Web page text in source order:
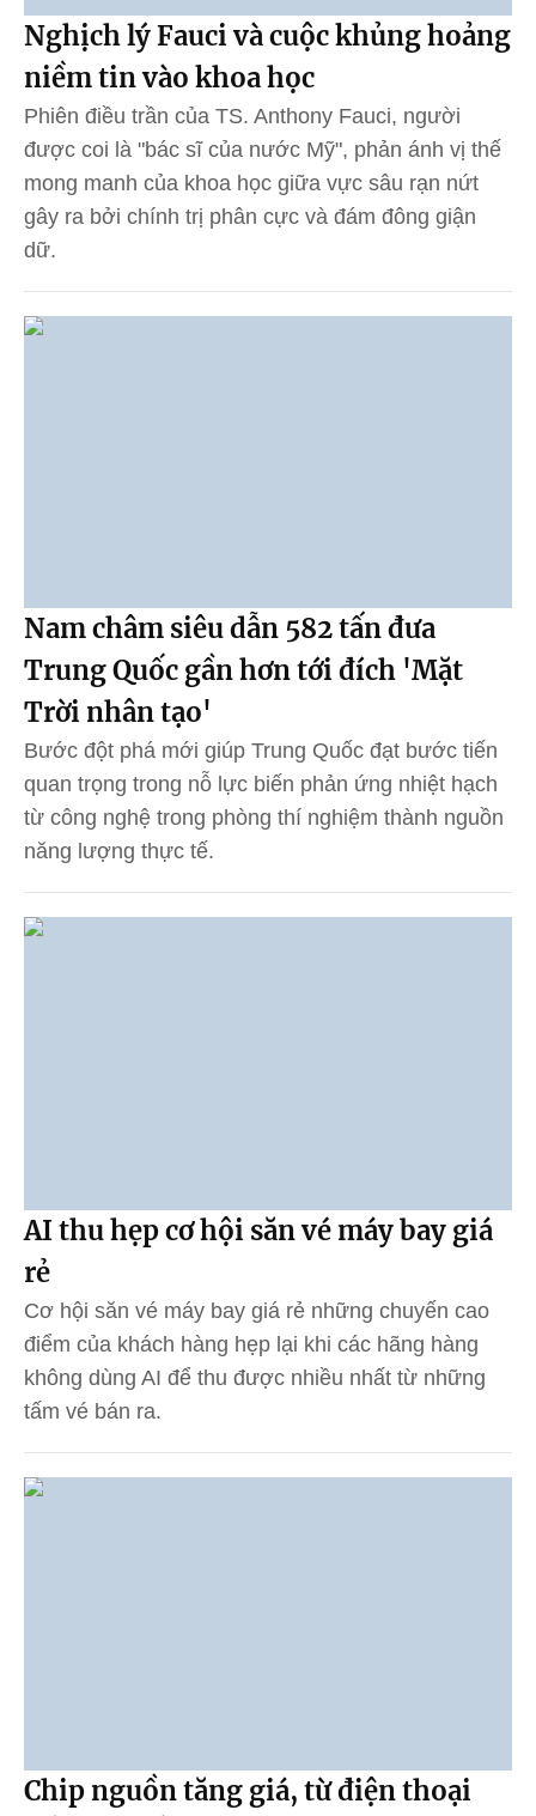
Nghịch lý Fauci và cuộc khủng hoảng
niềm tin vào khoa học
Phiên điều trần của TS. Anthony Fauci, người
được coi là "bác sĩ của nước Mỹ", phản ánh vị thế
mong manh của khoa học giữa vực sâu rạn nứt
gây ra bởi chính trị phân cực và đám đông giận
dữ.
Nam châm siêu dẫn 582 tấn đưa
Trung Quốc gần hơn tới đích 'Mặt
Trời nhân tạo'
Bước đột phá mới giúp Trung Quốc đạt bước tiến
quan trọng trong nỗ lực biến phản ứng nhiệt hạch
từ công nghệ trong phòng thí nghiệm thành nguồn
năng lượng thực tế.
AI thu hẹp cơ hội săn vé máy bay giá
rẻ
Cơ hội săn vé máy bay giá rẻ những chuyến cao
điểm của khách hàng hẹp lại khi các hãng hàng
không dùng AI để thu được nhiều nhất từ những
tấm vé bán ra.
Chip nguồn tăng giá, từ điện thoại